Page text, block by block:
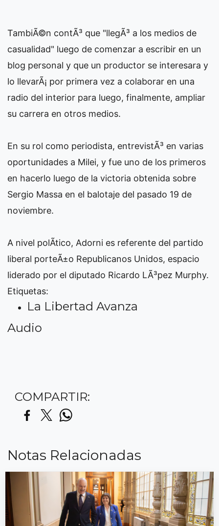
TambiÃ©n contÃ³ que "llegÃ³ a los medios de
casualidad" luego de comenzar a escribir en un
blog personal y que un productor se interesara y
lo llevarÃ¡ por primera vez a colaborar en una
radio del interior para luego, finalmente, ampliar
su carrera en otros medios.
En su rol como periodista, entrevistÃ³ en varias
oportunidades a Milei, y fue uno de los primeros
en hacerlo luego de la victoria obtenida sobre
Sergio Massa en el balotaje del pasado 19 de
noviembre.
A nivel polÃ­tico, Adorni es referente del partido
liberal porteÃ±o Republicanos Unidos, espacio
liderado por el diputado Ricardo LÃ³pez Murphy.
Etiquetas:
La Libertad Avanza
Audio
COMPARTIR:
Notas Relacionadas